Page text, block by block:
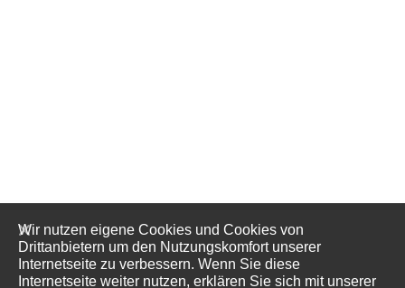
Wir nutzen eigene Cookies und Cookies von
Drittanbietern um den Nutzungskomfort unserer
Internetseite zu verbessern. Wenn Sie diese
Internetseite weiter nutzen, erklären Sie sich mit unserer